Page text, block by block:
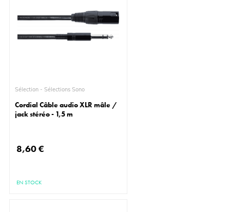
Sélection - Sélections Sono
Cordial Câble audio XLR mâle /
jack stéréo - 1,5 m
8,60 €
EN STOCK